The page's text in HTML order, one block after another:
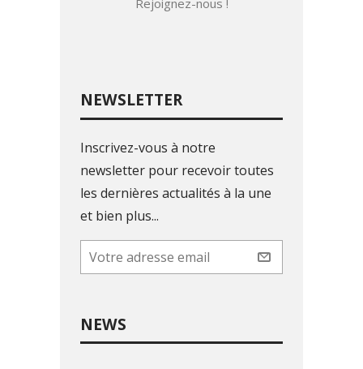
NEWSLETTER
Inscrivez-vous à notre
newsletter pour recevoir toutes
les dernières actualités à la une
et bien plus...
NEWS